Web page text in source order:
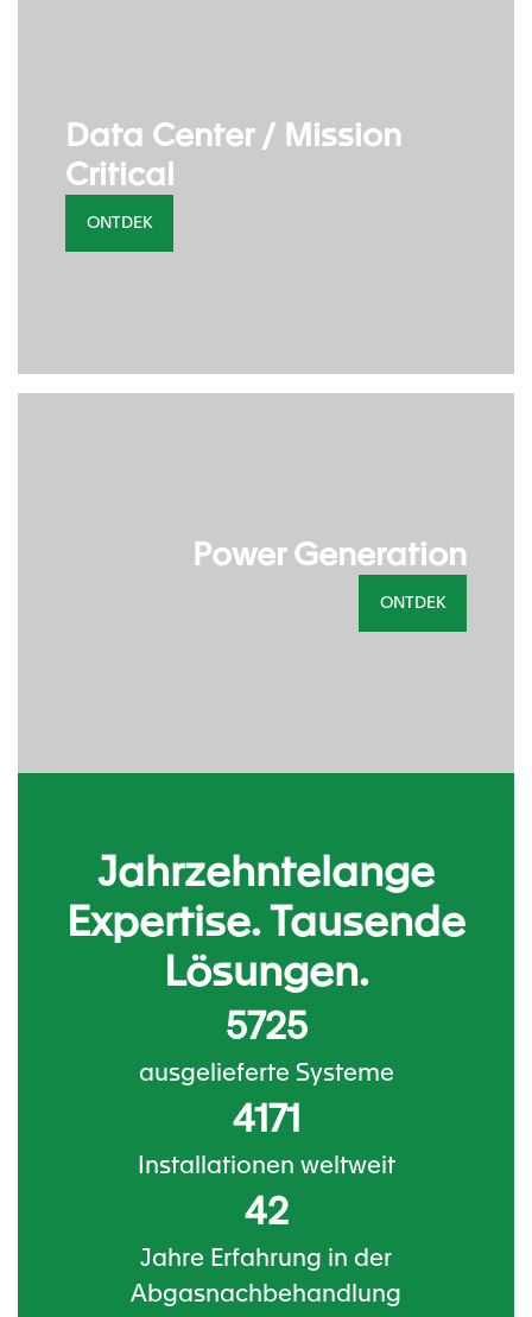
Data Center / Mission
Critical
ONTDEK
Power Generation
ONTDEK
Jahrzehntelange
Expertise. Tausende
Lösungen.
5725
ausgelieferte Systeme
4171
Installationen weltweit
42
Jahre Erfahrung in der
Abgasnachbehandlung